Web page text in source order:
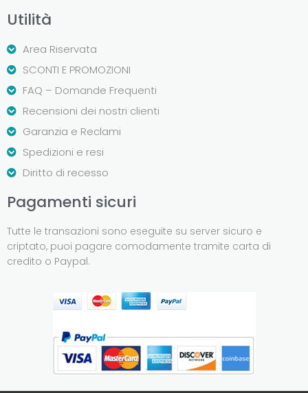
Utilità
Area Riservata
SCONTI E PROMOZIONI
FAQ – Domande Frequenti
Recensioni dei nostri clienti
Garanzia e Reclami
Spedizioni e resi
Diritto di recesso
Pagamenti sicuri
Tutte le transazioni sono eseguite su server sicuro e
criptato, puoi pagare comodamente tramite carta di
credito o Paypal.